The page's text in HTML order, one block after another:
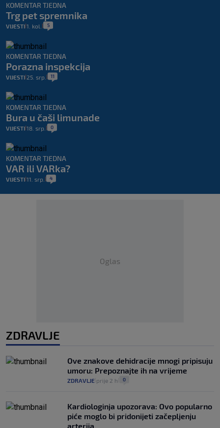
KOMENTAR TJEDNA
Trg pet spremnika
VIJESTI 1. kol. 5
KOMENTAR TJEDNA
Porazna inspekcija
VIJESTI 25. srp. 11
KOMENTAR TJEDNA
Bura u čaši limunade
VIJESTI 18. srp. 0
KOMENTAR TJEDNA
VAR ili VARka?
VIJESTI 11. srp. 4
Oglas
ZDRAVLJE
Ove znakove dehidracije mnogi pripisuju
umoru: Prepoznajte ih na vrijeme
ZDRAVLJE prije 2 h 0
Kardiologinja upozorava: Ovo popularno
piće moglo bi pridonijeti začepljenju
arterija